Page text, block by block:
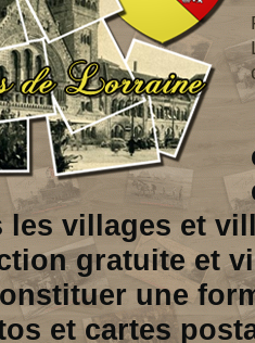
les villages et
gratuite et
une
et cartes